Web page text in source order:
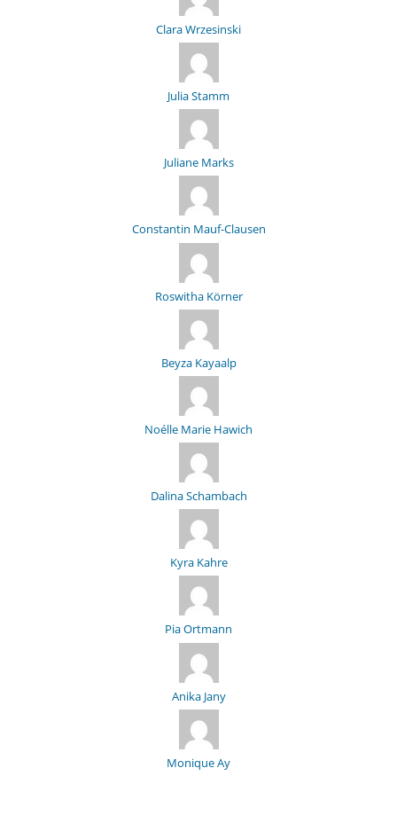
Clara Wrzesinski
Julia Stamm
Juliane Marks
Constantin Mauf-Clausen
Roswitha Körner
Beyza Kayaalp
Noélle Marie Hawich
Dalina Schambach
Kyra Kahre
Pia Ortmann
Anika Jany
Monique Ay